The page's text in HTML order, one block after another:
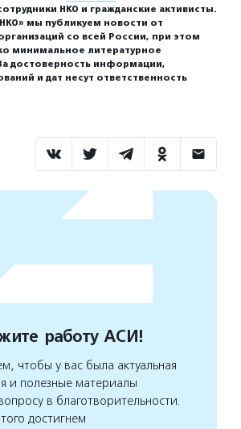
НКО и гражданские активисты.
мы публикуем новости от
со всей России, при этом
минимальное литературное
достоверность информации,
и дат несут ответственность
работу АСИ!
чтобы у вас была актуальная
и полезные материалы
в благотворительности.
достигнем